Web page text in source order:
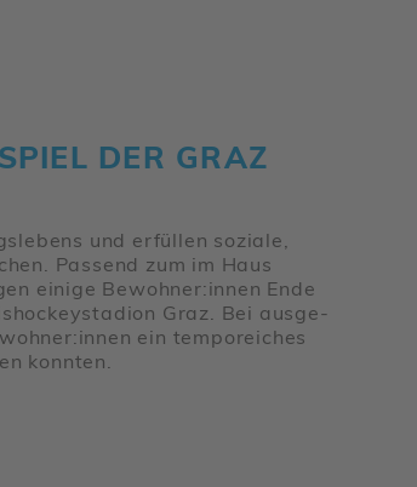
DER GRAZ
und erfüllen soziale,
Passend zum im Haus
einige Bewohner:innen Ende
Graz. Bei ausge­
ein tempo­rei­ches
konnten.